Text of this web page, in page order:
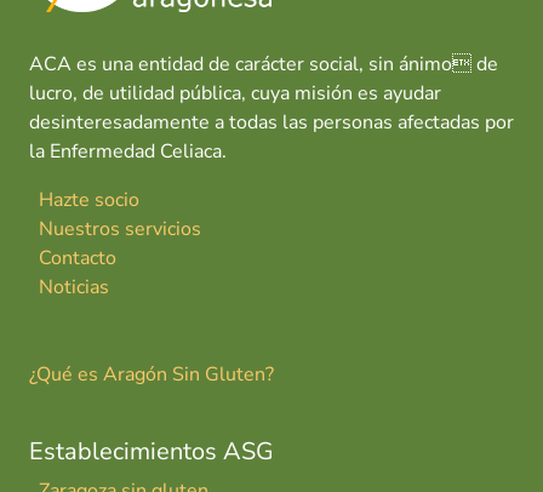
ACA es una entidad de carácter social, sin ánimo de
lucro, de utilidad pública, cuya misión es ayudar
desinteresadamente a todas las personas afectadas por
la Enfermedad Celiaca.
Hazte socio
Nuestros servicios
Contacto
Noticias
¿Qué es Aragón Sin Gluten?
Establecimientos ASG